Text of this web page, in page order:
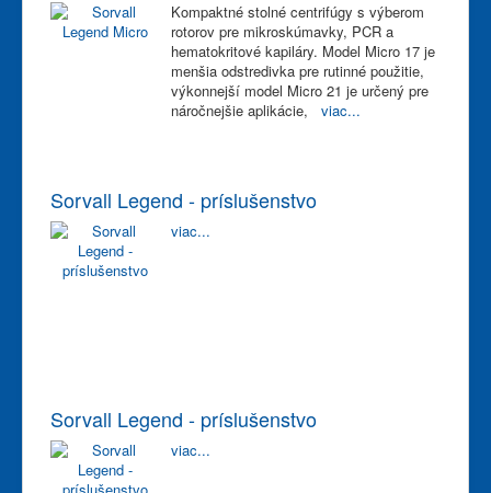
Kompaktné stolné centrifúgy s výberom
rotorov pre mikroskúmavky, PCR a
hematokritové kapiláry. Model Micro 17 je
menšia odstredivka pre rutinné použitie,
výkonnejší model Micro 21 je určený pre
náročnejšie aplikácie, viac...
Sorvall Legend - príslušenstvo
viac...
Sorvall Legend - príslušenstvo
viac...